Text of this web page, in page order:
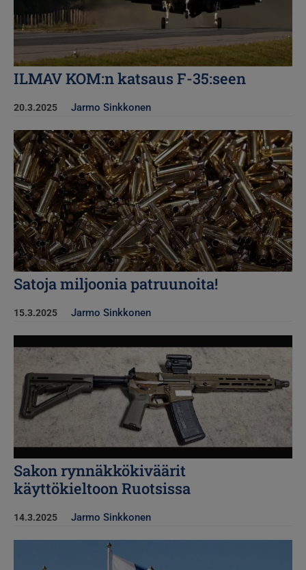
ILMAV KOM:n katsaus F-35:seen
20.3.2025 Jarmo Sinkkonen
Kuva
Satoja miljoonia patruunoita!
15.3.2025 Jarmo Sinkkonen
Sakon rynnäkkökiväärit
käyttökieltoon Ruotsissa
14.3.2025 Jarmo Sinkkonen